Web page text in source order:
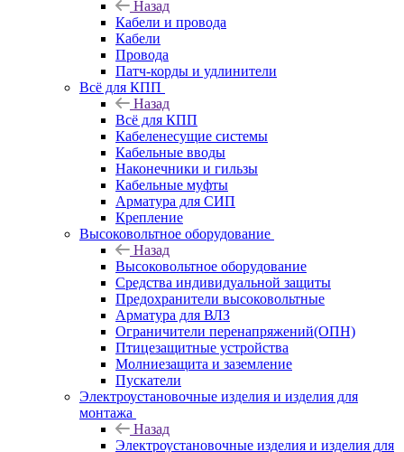
Назад
Кабели и провода
Кабели
Провода
Патч-корды и удлинители
Всё для КПП
Назад
Всё для КПП
Кабеленесущие системы
Кабельные вводы
Наконечники и гильзы
Кабельные муфты
Арматура для СИП
Крепление
Высоковольтное оборудование
Назад
Высоковольтное оборудование
Средства индивидуальной защиты
Предохранители высоковольтные
Арматура для ВЛЗ
Ограничители перенапряжений(ОПН)
Птицезащитные устройства
Молниезащита и заземление
Пускатели
Электроустановочные изделия и изделия для
монтажа
Назад
Электроустановочные изделия и изделия для